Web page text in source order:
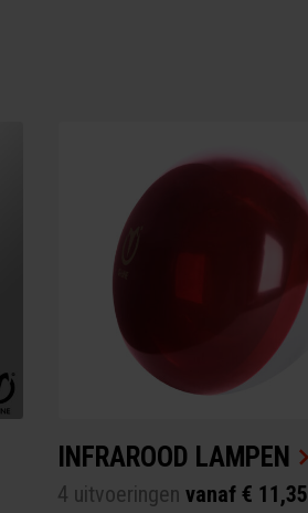
INFRAROOD LAMPEN
4 uitvoeringen vanaf € 11,35